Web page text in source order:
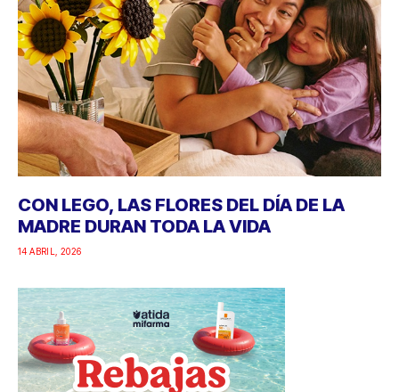
CON LEGO, LAS FLORES DEL DÍA DE LA
MADRE DURAN TODA LA VIDA
14 ABRIL, 2026